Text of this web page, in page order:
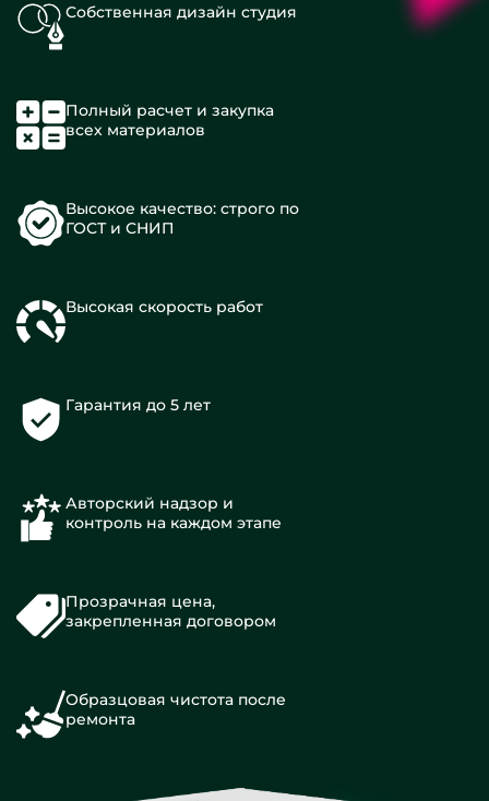
Собственная дизайн студия
Полный расчет и закупка
всех материалов
Высокое качество: строго по
ГОСТ и СНИП
Высокая скорость работ
Гарантия до 5 лет
Авторский надзор и
контроль на каждом этапе
Прозрачная цена,
закрепленная договором
Образцовая чистота после
ремонта